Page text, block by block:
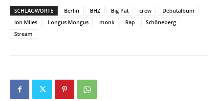
SCHLAGWORTE Berlin BHZ Big Pat crew
Debütalbum
Ion Miles
Longus Mongus monk Rap
Schöneberg
Stream